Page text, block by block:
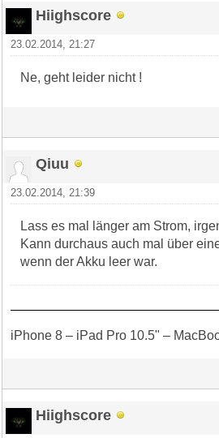
Hiighscore
23.02.2014, 21:27
Ne, geht leider nicht !
Qiuu
23.02.2014, 21:39
Lass es mal länger am Strom,
Kann durchaus auch mal über
wenn der Akku leer war.
iPhone 8 – iPad Pro 10.5" –
Hiighscore